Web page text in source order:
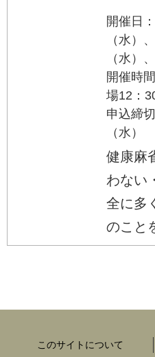
開催日
（水）
（水）
開催時
場12：
申込締
（水）
健康麻
わない
全に多
のこと
このサイトについて